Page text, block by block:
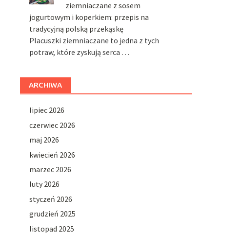
ziemniaczane z sosem
jogurtowym i koperkiem: przepis na
tradycyjną polską przekąskę
Placuszki ziemniaczane to jedna z tych
potraw, które zyskują serca …
ARCHIWA
lipiec 2026
czerwiec 2026
maj 2026
kwiecień 2026
marzec 2026
luty 2026
styczeń 2026
grudzień 2025
listopad 2025